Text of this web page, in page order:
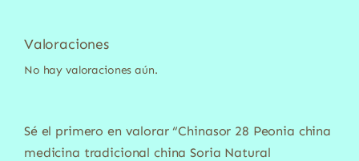
Valoraciones
No hay valoraciones aún.
Sé el primero en valorar “Chinasor 28 Peonia china
medicina tradicional china Soria Natural